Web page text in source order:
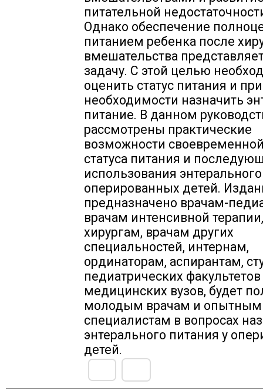
питательной
Однако обеспечение
питанием ребенка после
вмешательства
задачу. С этой целью
оценить статус питания и при
необходимости назначить
питание. В данном
рассмотрены практические
возможности
статуса питания и
использования
оперированных детей.
предназначено врачам-
врачам интенсивной
хирургам, врачам других
специальностей, интернам,
ординаторам, аспирантам,
педиатрических факультетов
медицинских вузов, будет
молодым врачам и опытным
специалистам в вопросах
энтерального питания у
детей.